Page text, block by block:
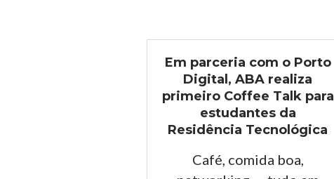
Em parceria com o Porto
Digital, ABA realiza
primeiro Coffee Talk para
estudantes da
Residência Tecnológica
Café, comida boa,